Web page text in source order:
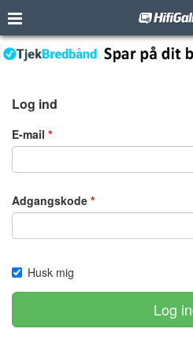
Log ind
E-mail
Adgangskode
Husk mig
Log